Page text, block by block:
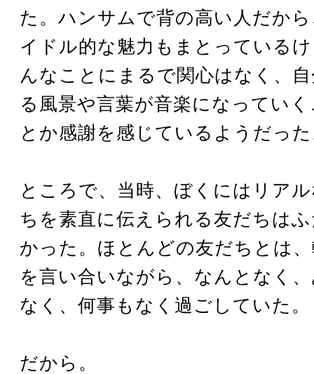
た。ハンサムで背の高い人だか
イドル的な魅力もまとっている
んなことにまるで関心はなく、
る風景や言葉が音楽になってい
とか感謝を感じているようだっ
ところで、当時、ぼくにはリア
ちを素直に伝えられる友だちは
かった。ほとんどの友だちとは
を言い合いながら、なんとなく
なく、何事もなく過ごしていた。
だから。